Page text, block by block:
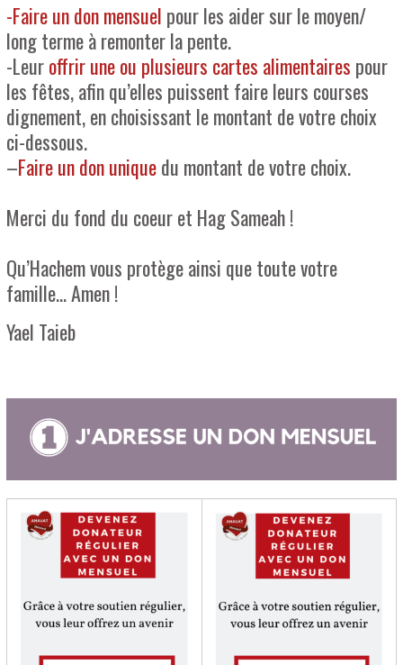
-Faire un don mensuel pour les aider sur le moyen/
long terme à remonter la pente.
-Leuroffrir une ou plusieurs cartes alimentaires pour
les fêtes, afin qu’elles puissent faire leurs courses
dignement, en choisissant le montant de votre choix
ci-dessous.
–Faire un don uniquedu montant de votre choix.
Merci du fond du coeur et Hag Sameah !
Qu’Hachem vous protège ainsi que toute votre
famille… Amen !
Yael Taieb